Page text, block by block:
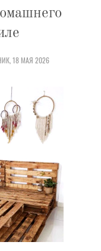
18 МАЯ 2026